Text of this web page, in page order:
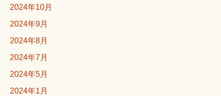
2024年10月
2024年9月
2024年8月
2024年7月
2024年5月
2024年1月